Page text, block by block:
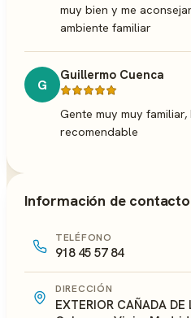
muy bien y me
ambiente familiar
G
Guillermo Cuenca
Gente muy muy
recomendable
Información de contacto
TELÉFONO
918 45 57 84
DIRECCIÓN
EXTERIOR CAÑADA DE